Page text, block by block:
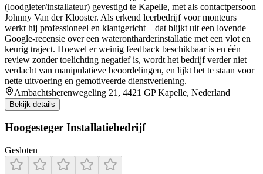
(loodgieter/installateur) gevestigd te Kapelle, met als contactpersoon
Johnny Van der Klooster. Als erkend leerbedrijf voor monteurs
werkt hij professioneel en klantgericht – dat blijkt uit een lovende
Google-recensie over een waterontharderinstallatie met een vlot en
keurig traject. Hoewel er weinig feedback beschikbaar is en één
review zonder toelichting negatief is, wordt het bedrijf verder niet
verdacht van manipulatieve beoordelingen, en lijkt het te staan voor
nette uitvoering en gemotiveerde dienstverlening.
Ambachtsherenwegeling 21, 4421 GP Kapelle, Nederland
Bekijk details
Hoogesteger Installatiebedrijf
Gesloten